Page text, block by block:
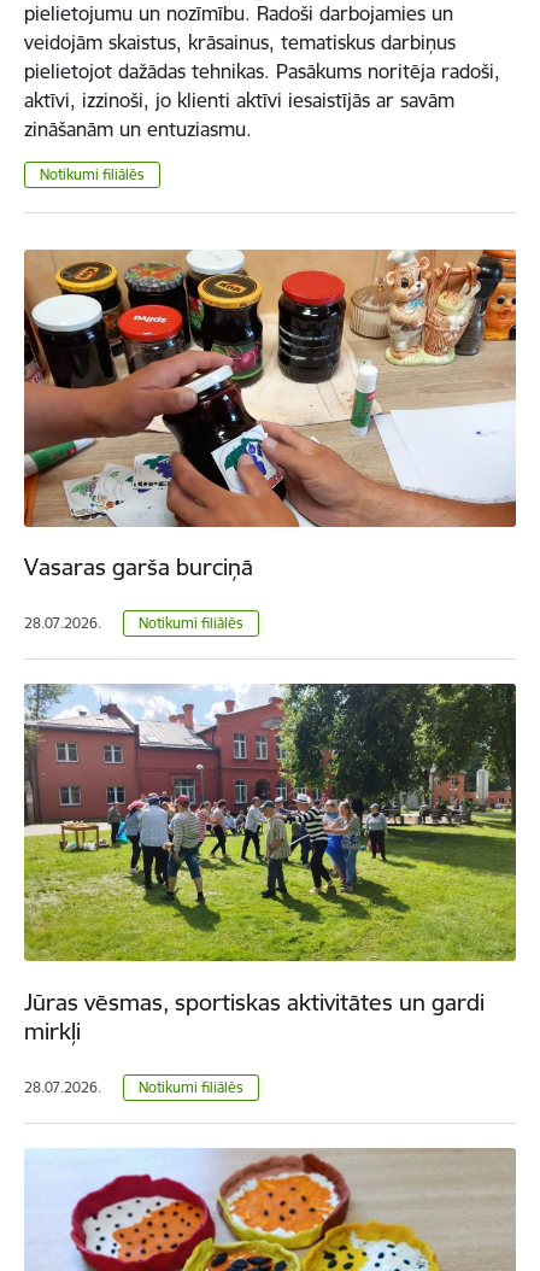
pielietojumu un nozīmību. Radoši darbojamies un
veidojām skaistus, krāsainus, tematiskus darbiņus
pielietojot dažādas tehnikas. Pasākums noritēja radoši,
aktīvi, izzinoši, jo klienti aktīvi iesaistījās ar savām
zināšanām un entuziasmu.
Notikumi filiālēs
Vasaras garša burciņā
28.07.2026. Notikumi filiālēs
Jūras vēsmas, sportiskas aktivitātes un gardi
mirkļi
28.07.2026. Notikumi filiālēs